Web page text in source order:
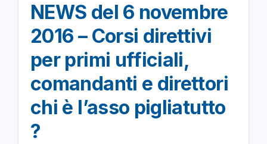
NEWS del 6 novembre
2016 – Corsi direttivi
per primi ufficiali,
comandanti e direttori
chi è l’asso pigliatutto
?